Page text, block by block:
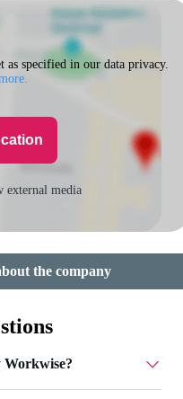
as specified in our data privacy.
external media
the company